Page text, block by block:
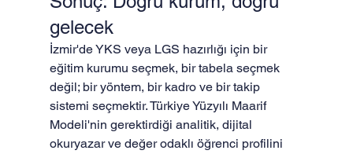
gelecek
İzmir'de YKS veya LGS hazırlığı için bir
eğitim kurumu seçmek, bir tabela seçmek
değil; bir yöntem, bir kadro ve bir takip
sistemi seçmektir. Türkiye Yüzyılı Maarif
Modeli'nin gerektirdiği analitik, dijital
okuryazar ve değer odaklı öğrenci profilini